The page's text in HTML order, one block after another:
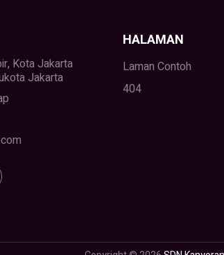
Kota Jakarta
Jakarta
HALAMAN
Laman Contoh
404